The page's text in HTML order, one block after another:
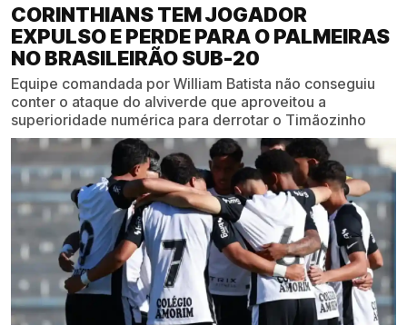
CORINTHIANS TEM JOGADOR
EXPULSO E PERDE PARA O PALMEIRAS
NO BRASILEIRÃO SUB-20
Equipe comandada por William Batista não conseguiu
conter o ataque do alviverde que aproveitou a
superioridade numérica para derrotar o Timãozinho